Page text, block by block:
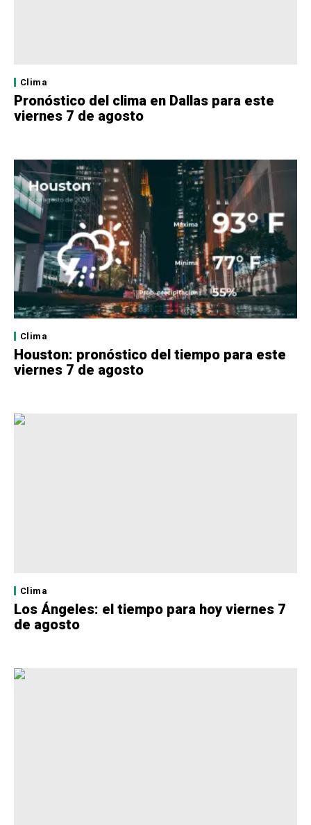
Clima
Pronóstico del clima en Dallas para este
viernes 7 de agosto
Clima
Houston: pronóstico del tiempo para este
viernes 7 de agosto
Clima
Los Ángeles: el tiempo para hoy viernes 7
de agosto